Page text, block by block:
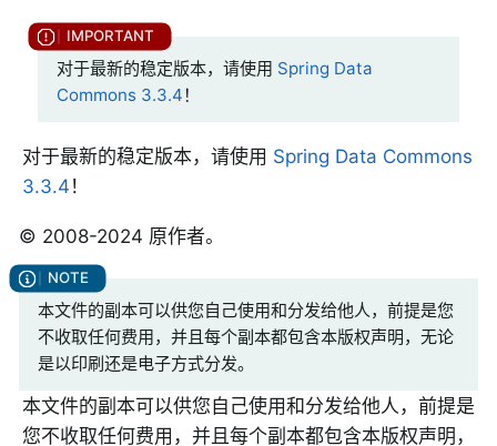
对于最新的稳定版本，请使用 Spring Data
Commons 3.3.4 ！
对于最新的稳定版本，请使用 Spring Data Commons
3.3.4 ！
© 2008-2024 原作者。
本文件的副本可以供您自己使用和分发给他人，前提是您
不收取任何费用，并且每个副本都包含本版权声明，无论
是以印刷还是电子方式分发。
本文件的副本可以供您自己使用和分发给他人，前提是
您不收取任何费用，并且每个副本都包含本版权声明，